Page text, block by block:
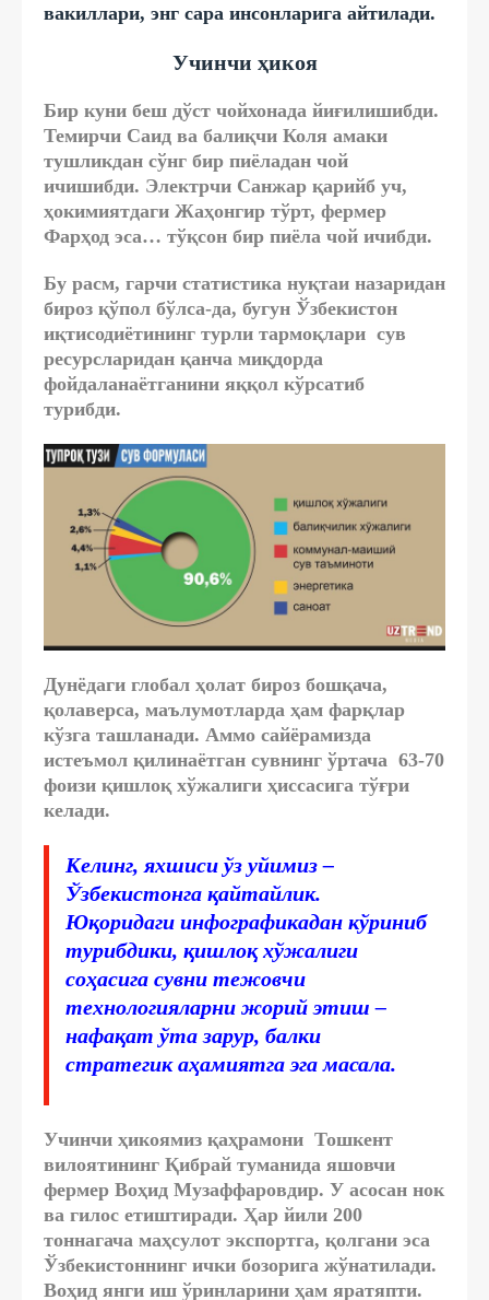
вакиллари, энг сара инсонларига айтилади.
Учинчи ҳикоя
Бир куни беш дўст чойхонада йиғилишибди.
Темирчи Саид ва балиқчи Коля амаки
тушликдан сўнг бир пиёладан чой
ичишибди. Электрчи Санжар қарийб уч,
ҳокимиятдаги Жаҳонгир тўрт, фермер
Фарҳод эса… тўқсон бир пиёла чой ичибди.
Бу расм, гарчи статистика нуқтаи назаридан
бироз қўпол бўлса-да, бугун Ўзбекистон
иқтисодиётининг турли тармоқлари сув
ресурсларидан қанча миқдорда
фойдаланаётганини яққол кўрсатиб
турибди.
Дунёдаги глобал ҳолат бироз бошқача,
қолаверса, маълумотларда ҳам фарқлар
кўзга ташланади. Аммо сайёрамизда
истеъмол қилинаётган сувнинг ўртача 63-70
фоизи қишлоқ хўжалиги ҳиссасига тўғри
келади.
Келинг, яхшиси ўз уйимиз –
Ўзбекистонга қайтайлик.
Юқоридаги инфографикадан кўриниб
турибдики, қишлоқ хўжалиги
соҳасига сувни тежовчи
технологияларни жорий этиш –
нафақат ўта зарур, балки
стратегик аҳамиятга эга масала.
Учинчи ҳикоямиз қаҳрамони Тошкент
вилоятининг Қибрай туманида яшовчи
фермер Воҳид Музаффаровдир. У асосан нок
ва гилос етиштиради. Ҳар йили 200
тоннагача маҳсулот экспортга, қолгани эса
Ўзбекистоннинг ички бозорига жўнатилади.
Воҳид янги иш ўринларини ҳам яратяпти.